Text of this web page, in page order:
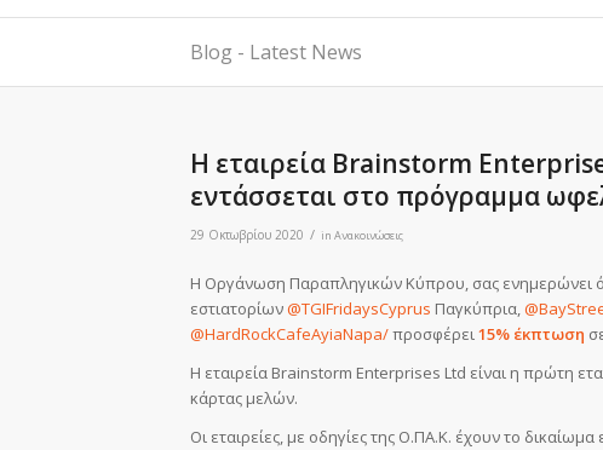
Blog - Latest News
Η εταιρεία Brainstorm
εντάσσεται στο πρόγραμμα
29 Οκτωβρίου 2020 / in Ανακοινώσεις
Η Οργάνωση Παραπληγικών Κύπρου, σας ενημερώνει
εστιατορίων@TGIFridaysCyprus Παγκύπρια,
@HardRockCafeAyiaNapa/προσφέρει15% έκπτωση
Η εταιρεία Brainstorm Enterprises Ltd είναι η πρώτη
κάρτας μελών.
Οι εταιρείες, με οδηγίες της Ο.ΠΑ.Κ. έχουν το